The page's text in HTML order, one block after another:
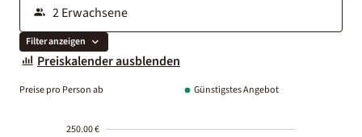
Filter anzeigen
Preiskalender ausblenden
Preise pro Person ab Günstigstes Angebot
250.00 €